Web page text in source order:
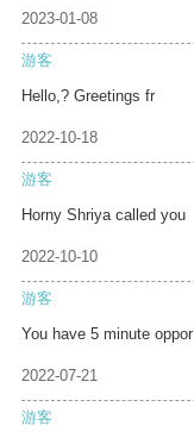
2023-01-08
游客
Hello,? Greetings fr
2022-10-18
游客
Horny Shriya called you
2022-10-10
游客
You have 5 minute oppor
2022-07-21
游客